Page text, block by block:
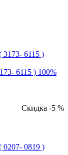
6115 ) 100%
Скидка -5 %